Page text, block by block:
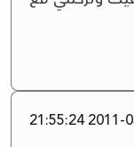
2011-03-26